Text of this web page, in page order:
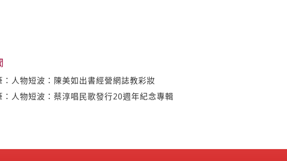
：人物短波：陳美如出書經營網誌教彩妝
：人物短波：蔡淳唱民歌發行20週年紀念專輯